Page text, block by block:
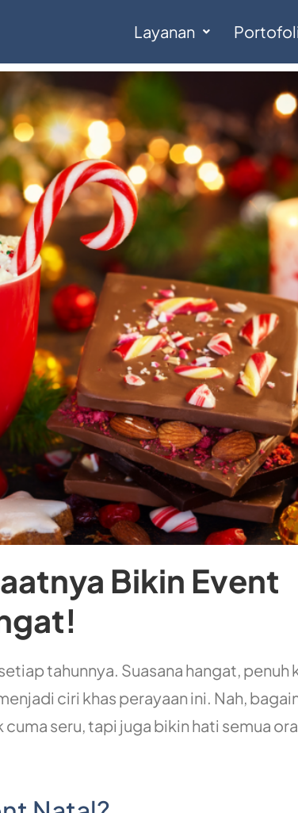
Layanan
Bikin Event
tahunnya. Suasana hangat, penuh
ciri khas perayaan ini. Nah,
seru, tapi juga bikin hati semua